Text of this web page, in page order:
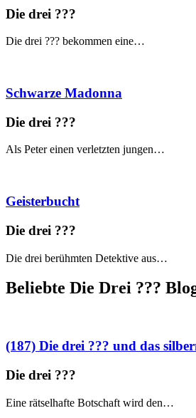
Die drei ???
Die drei ??? bekommen eine…
Schwarze Madonna
Die drei ???
Als Peter einen verletzten jungen…
Geisterbucht
Die drei ???
Die drei berühmten Detektive aus…
Beliebte Die Drei ???
(187) Die drei ??? und das
Die drei ???
Eine rätselhafte Botschaft wird den…